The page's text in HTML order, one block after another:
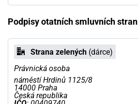
Podpisy otatních smluvních stran
Strana zelených (dárce)
Právnická osoba
náměstí Hrdinů 1125/8
14000 Praha
Česká republika